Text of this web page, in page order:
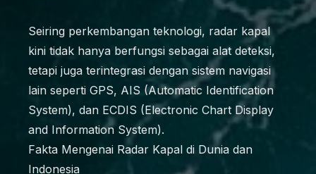
Seiring perkembangan teknologi, radar kapal
kini tidak hanya berfungsi sebagai alat deteksi,
tetapi juga terintegrasi dengan sistem navigasi
lain seperti GPS, AIS (Automatic Identification
System), dan ECDIS (Electronic Chart Display
and Information System).
Fakta Mengenai Radar Kapal di Dunia dan
Indonesia